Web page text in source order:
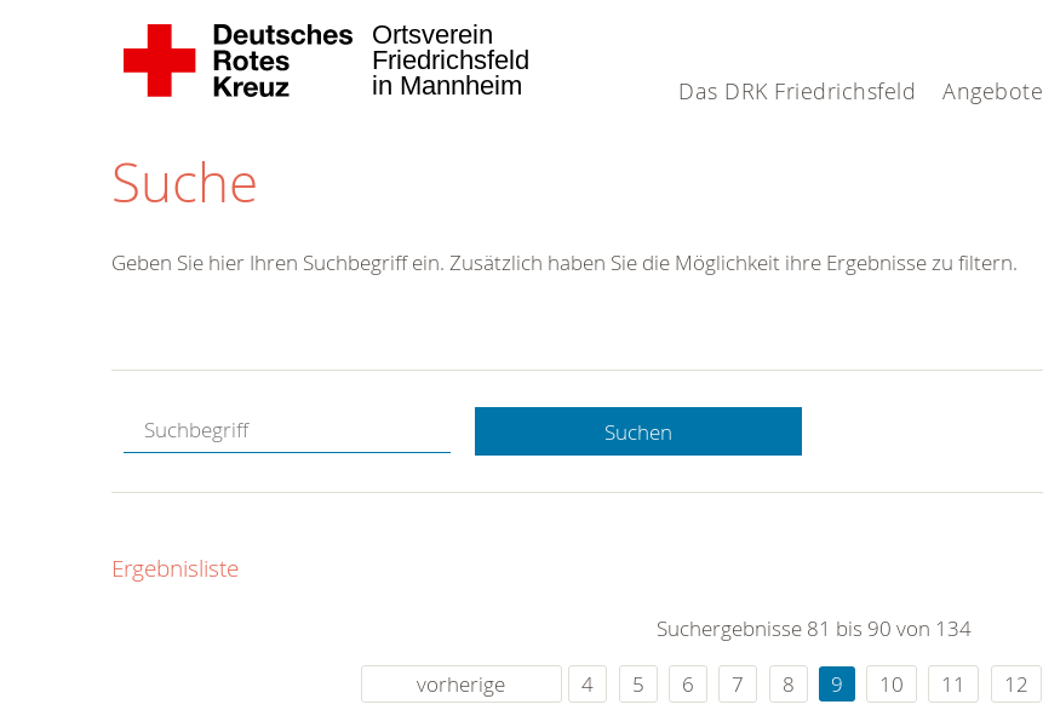
Das DRK Friedrichsfeld Angebote
Ortsverein
Friedrichsfeld
in Mannheim
Suche
Hotline.
gerne.
rund um die Uhr
Geben Sie hier Ihren Suchbegriff ein. Zusätzlich haben Sie die Möglichkeit ihre Ergebnisse zu filtern.
Suchen
Ergebnisliste
Suchergebnisse 81 bis 90 von 134
vorherige
4 5 6 7 8 9 10 11 12